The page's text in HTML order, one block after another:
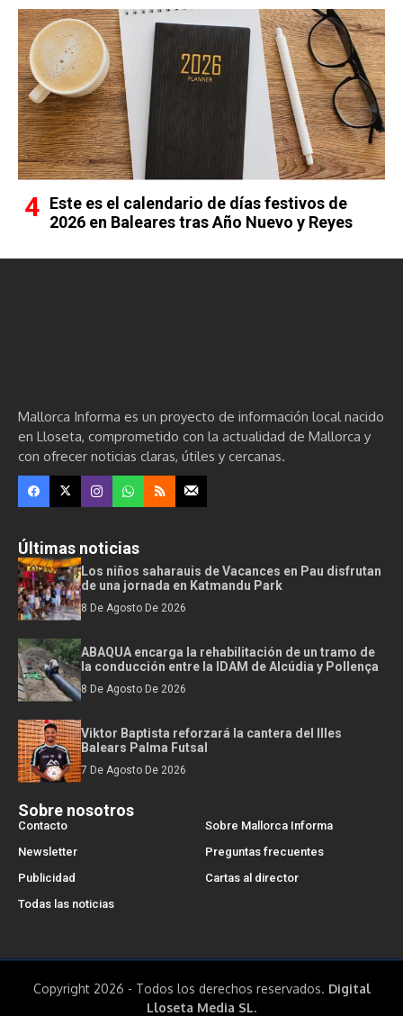
Este es el calendario de días festivos de
2026 en Baleares tras Año Nuevo y Reyes
Mallorca Informa es un proyecto de información local nacido
en Lloseta, comprometido con la actualidad de Mallorca y
con ofrecer noticias claras, útiles y cercanas.
Últimas noticias
Los niños saharauis de Vacances en Pau disfrutan
de una jornada en Katmandu Park
8 De Agosto De 2026
ABAQUA encarga la rehabilitación de un tramo de
la conducción entre la IDAM de Alcúdia y Pollença
8 De Agosto De 2026
Viktor Baptista reforzará la cantera del Illes
Balears Palma Futsal
7 De Agosto De 2026
Sobre nosotros
Contacto
Sobre Mallorca Informa
Newsletter
Preguntas frecuentes
Publicidad
Cartas al director
Todas las noticias
Copyright 2026 - Todos los derechos reservados. Digital
Lloseta Media SL.